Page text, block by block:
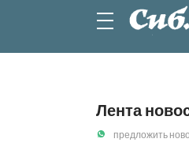
Лента
предложить